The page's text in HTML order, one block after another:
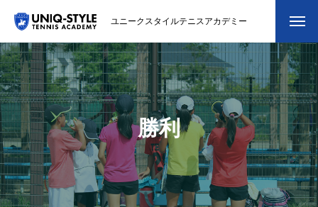
ユニークスタイルテニスアカデミー
初めての方
システム・クラス・料金
スクール紹介・コーチ紹介
大会・イベント
ブログ
勝利